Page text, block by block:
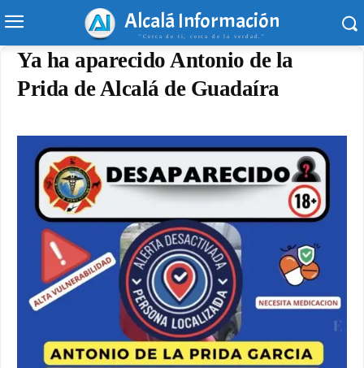
Alcalá Información
"Cerca de ti, cerca de la verdad."
Ya ha aparecido Antonio de la
Prida de Alcalá de Guadaíra